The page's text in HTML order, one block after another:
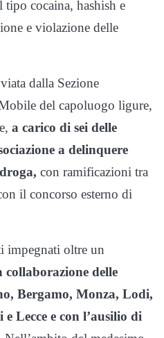
tipo cocaina, hashish e
e violazione delle
dalla Sezione
del capoluogo ligure,
a carico di sei delle
a delinquere
con ramificazioni tra
il concorso esterno di
impegnati oltre un
collaborazione delle
Bergamo, Monza, Lodi,
Lecce e con l’ausilio di